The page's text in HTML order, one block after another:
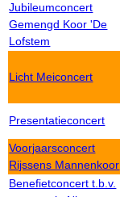
Jubileumconcert
Gemengd Koor 'De
Lofstem
Licht Meiconcert
Presentatieconcert
Voorjaarsconcert
Rijssens Mannenkoor
Benefietconcert t.b.v.